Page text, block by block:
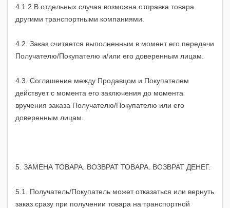
4.1.2 В отдельных случая возможна отправка товара
другими транспортными компаниями.
4.2. Заказ считается выполненным в момент его передачи
Получателю/Покупателю и/или его доверенным лицам.
4.3. Соглашение между Продавцом и Покупателем
действует с момента его заключения до момента
вручения заказа Получателю/Покупателю или его
доверенным лицам.
5. ЗАМЕНА ТОВАРА. ВОЗВРАТ ТОВАРА. ВОЗВРАТ ДЕНЕГ.
5.1. Получатель/Покупатель может отказаться или вернуть
заказ сразу при получении товара на транспортной